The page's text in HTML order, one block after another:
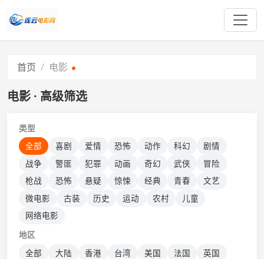
首页 电影
电影 · 高级筛选
类型
全部
喜剧 爱情 恐怖 动作 科幻
剧情
战争
警匪 犯罪 动画 奇幻 武侠
冒险
枪战
恐怖 悬疑 惊悚 经典 青春
文艺
微电影
古装 历史 运动 农村
儿童
网络电影
地区
全部
大陆 香港 台湾 美国 法国
英国